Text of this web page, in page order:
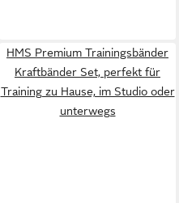
HMS Premium Trainingsbänder
Kraftbänder Set, perfekt für
Training zu Hause, im Studio oder
unterwegs